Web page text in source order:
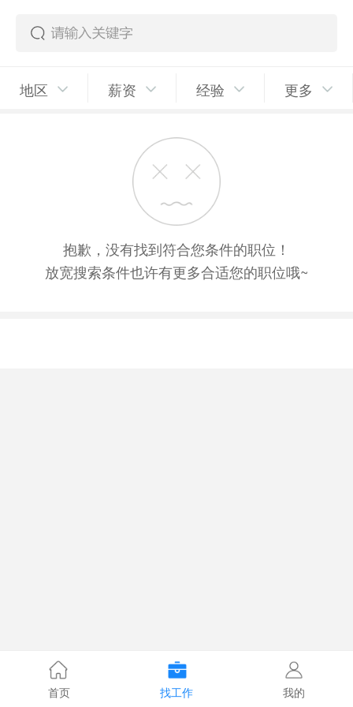
地区 薪资 经验 更多
抱歉，没有找到符合您条件的职位！
放宽搜索条件也许有更多合适您的职位哦~
首页 找工作 我的